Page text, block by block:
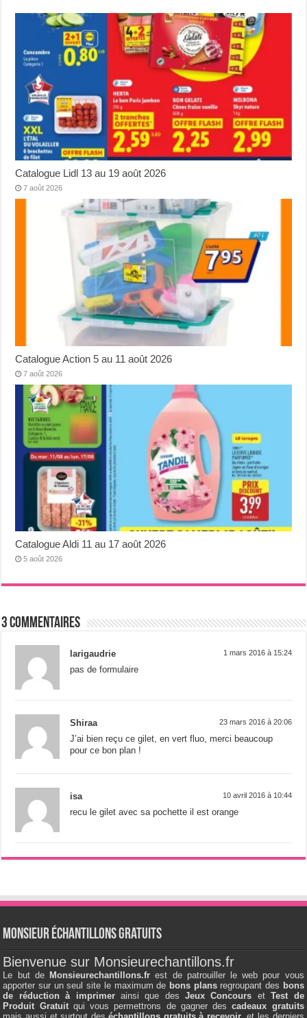
Catalogue Lidl 13 au 19 août 2026
7 août 2026
Catalogue Action 5 au 11 août 2026
7 août 2026
Catalogue Aldi 11 au 17 août 2026
5 août 2026
3 Commentaires
larigaudrie 1 mars 2016 à 15:24
pas de formulaire
Shiraa 23 mars 2016 à 20:06
J’ai bien reçu ce gilet, en vert fluo, merci beaucoup
pour ce bon plan !
isa 10 avril 2016 à 10:44
recu le gilet avec sa pochette il est orange
Monsieur échantillons Gratuits
Bienvenue sur Monsieurechantillons.fr
Le but de Monsieurechantillons.fr est de patrouiller le web pour vous
apporter sur un seul site le maximum de bons plansregroupant des bons
de réduction à imprimerainsi que desJeux Concours etTest de
Produit Gratuitqui vous permettrons de gagner descadeaux gratuits